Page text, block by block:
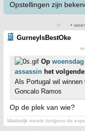
Opstellingen zijn
•
GurneyIsBestOke
Op
assassin het
Als Portugal wil
Goncalo Ramos
Op de plek van wie?
Makkelijk eerste (volgens de